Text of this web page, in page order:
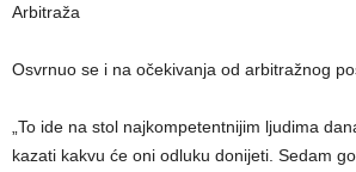
Arbitraža
Osvrnuo se i na očekivanja od arbitražnog
„To ide na stol najkompetentnijim ljudima
kazati kakvu će oni odluku donijeti. Sedam